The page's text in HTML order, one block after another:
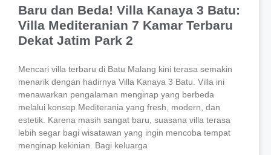
Baru dan Beda! Villa Kanaya 3 Batu:
Villa Mediteranian 7 Kamar Terbaru
Dekat Jatim Park 2
Mencari villa terbaru di Batu Malang kini terasa semakin
menarik dengan hadirnya Villa Kanaya 3 Batu. Villa ini
menawarkan pengalaman menginap yang berbeda
melalui konsep Mediterania yang fresh, modern, dan
estetik. Karena masih sangat baru, suasana villa terasa
lebih segar bagi wisatawan yang ingin mencoba tempat
menginap kekinian. Bagi keluarga